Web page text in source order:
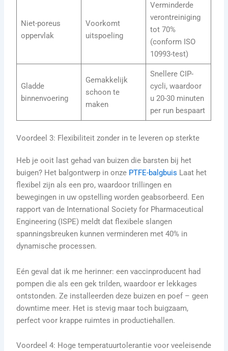
Niet-poreus
oppervlak
Voorkomt
uitspoeling
Verminderde
verontreiniging
tot 70%
(conform ISO
10993-test)
Gladde
binnenvoering
Gemakkelijk
schoon te
maken
Snellere CIP-
cycli, waardoor
u 20-30 minuten
per run bespaart
Voordeel 3: Flexibiliteit zonder in te leveren op sterkte
Heb je ooit last gehad van buizen die barsten bij het
buigen? Het balgontwerp in onze PTFE-balgbuis Laat het
flexibel zijn als een pro, waardoor trillingen en
bewegingen in uw opstelling worden geabsorbeerd. Een
rapport van de International Society for Pharmaceutical
Engineering (ISPE) meldt dat flexibele slangen
spanningsbreuken kunnen verminderen met 40% in
dynamische processen.
Eén geval dat ik me herinner: een vaccinproducent had
pompen die als een gek trilden, waardoor er lekkages
ontstonden. Ze installeerden deze buizen en poef – geen
downtime meer. Het is stevig maar toch buigzaam,
perfect voor krappe ruimtes in productiehallen.
Voordeel 4: Hoge temperatuurtolerantie voor veeleisende